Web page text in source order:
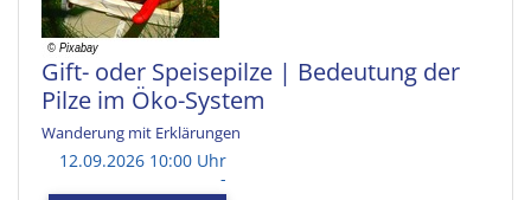
Gift- oder Speisepilze | Bedeutung der
Pilze im Öko-System
Wanderung mit Erklärungen
12.09.2026 10:00 Uhr
-